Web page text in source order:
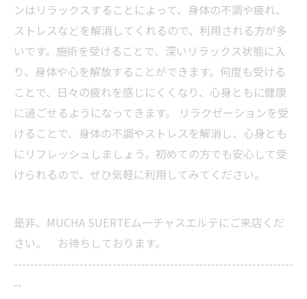
ンはリラックスすることによって、身体の不調や疲れ、
ストレスなどを解消してくれるので、利用される方が多
いです。施術を受けることで、深いリラックス状態に入
り、身体や心を解放することができます。何度も受ける
ことで、日々の疲れを感じにくくなり、心身ともに健康
に過ごせるようになってきます。 リラクゼーションを受
けることで、身体の不調やストレスを解消し、心身とも
にリフレッシュしましょう。初めての方でも安心して受
けられるので、ぜひ気軽に利用してみてください。
是非、MUCHA SUERTEムーチャスエルテにご来店くだ
さい。 お待ちしております。
--------------------------------------------------------------------
--